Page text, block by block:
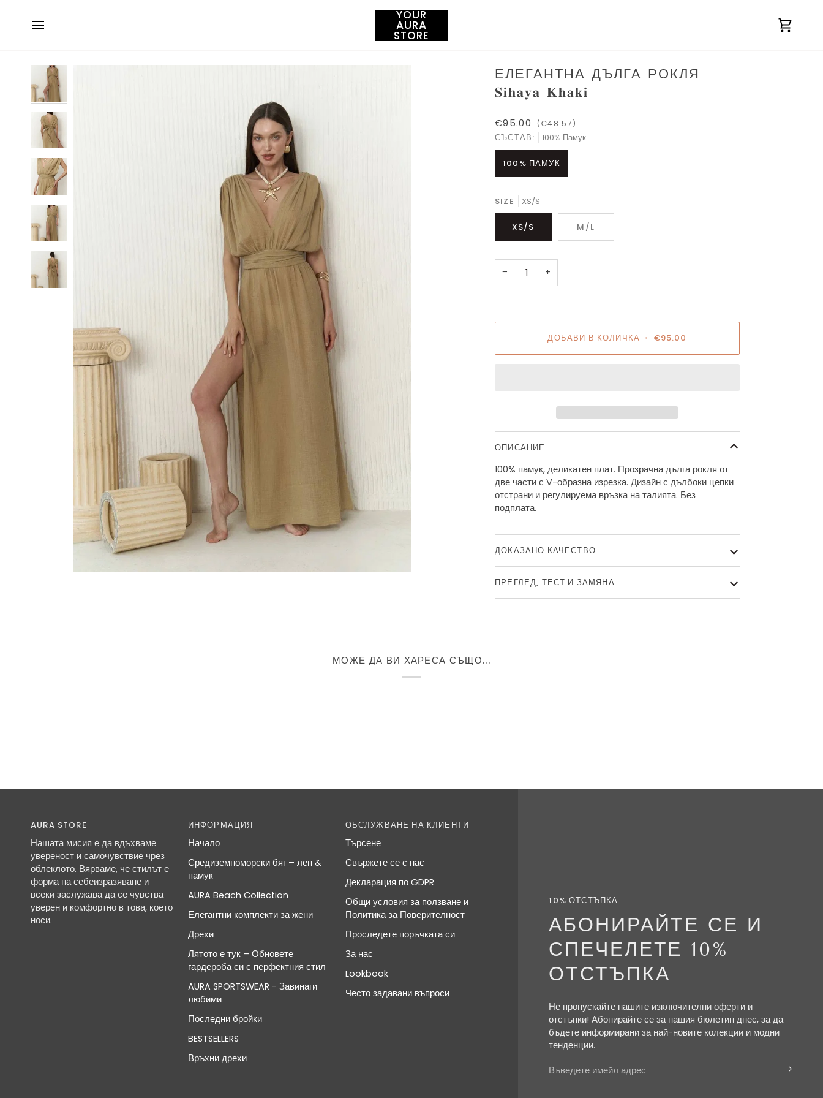
YOUR
AURA
STORE
ЕЛЕГАНТНА ДЪЛГА РОКЛЯ
𝐒𝐢𝐡𝐚𝐲𝐚 𝐊𝐡𝐚𝐤𝐢
€95.00 (€48.57)
СЪСТАВ: 100% Памук
100% ПАМУК
SIZE XS/S
XS/S M/L
− +
ДОБАВИ В КОЛИЧКА • €95.00
ОПИСАНИЕ
100% памук, деликатен плат. Прозрачна дълга рокля от
две части с V-образна изрезка. Дизайн с дълбоки цепки
отстрани и регулируема връзка на талията. Без
подплата.
ДОКАЗАНО КАЧЕСТВО
ПРЕГЛЕД, ТЕСТ И ЗАМЯНА
МОЖЕ ДА ВИ ХАРЕСА СЪЩО...
10% ОТСТЪПКА
АБОНИРАЙТЕ СЕ И
СПЕЧЕЛЕТЕ 10%
ОТСТЪПКА
Не пропускайте нашите изключителни оферти и
отстъпки! Абонирайте се за нашия бюлетин днес, за да
бъдете информирани за най-новите колекции и модни
тенденции.
AURA STORE
Нашата мисия е да вдъхваме
увереност и самочувствие чрез
облеклото. Вярваме, че стилът е
форма на себеизразяване и
всеки заслужава да се чувства
уверен и комфортно в това, което
носи.
ИНФОРМАЦИЯ
Начало
Средиземноморски бяг – лен &
памук
AURA Beach Collection
Елегантни комплекти за жени
Дрехи
Лятото е тук – Обновете
гардероба си с перфектния стил
AURA SPORTSWEAR - Завинаги
любими
Последни бройки
BESTSELLERS
Връхни дрехи
ОБСЛУЖВАНЕ НА КЛИЕНТИ
Търсене
Свържете се с нас
Декларация по GDPR
Общи условия за ползване и
Политика за Поверителност
Проследете поръчката си
За нас
Lookbook
Често задавани въпроси